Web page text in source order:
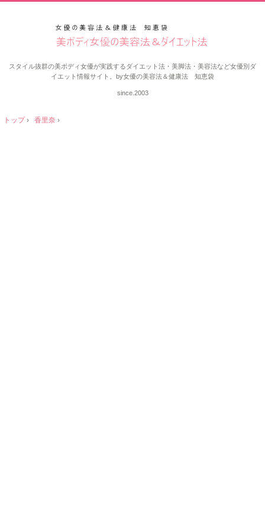
スタイル抜群の美ボディ女優が実践するダイエット法・美脚法・美容法など女優別ダ
イエット情報サイト。by女優の美容法＆健康法 知恵袋
since.2003
トップ› 香里奈 ›